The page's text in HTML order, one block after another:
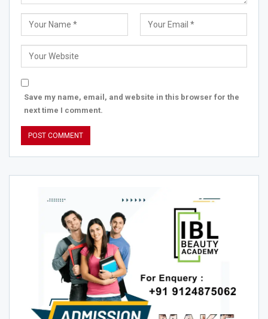
Save my name, email, and website in this browser for the
next time I comment.